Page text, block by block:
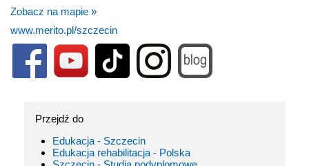
Zobacz na mapie »
www.merito.pl/szczecin
Przejdź do
Edukacja - Szczecin
Edukacja rehabilitacja - Polska